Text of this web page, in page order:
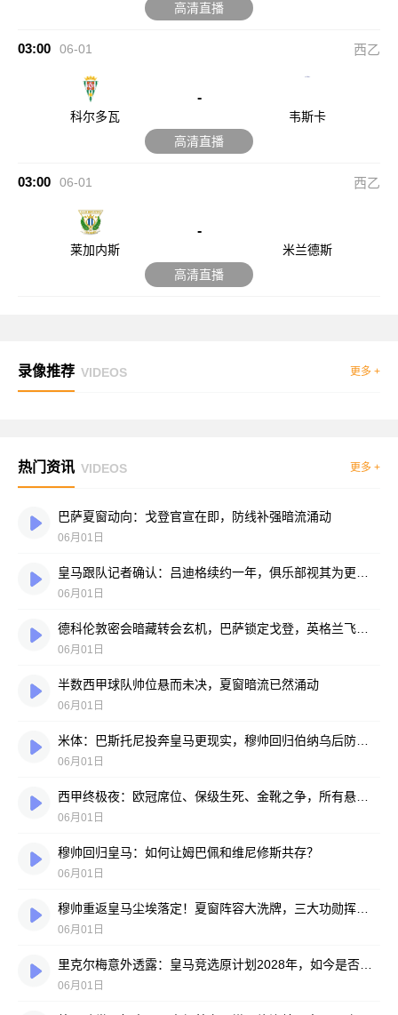
高清直播
03:00 06-01 西乙
科尔多瓦
-
韦斯卡
高清直播
03:00 06-01 西乙
莱加内斯
-
米兰德斯
高清直播
录像推荐 VIDEOS 更多 +
热门资讯 VIDEOS 更多 +
巴萨夏窗动向：戈登官宣在即，防线补强暗流涌动
06月01日
06月01日
06月01日
半数西甲球队帅位悬而未决，夏窗暗流已然涌动
06月01日
06月01日
06月01日
穆帅回归皇马：如何让姆巴佩和维尼修斯共存？
06月01日
06月01日
06月01日